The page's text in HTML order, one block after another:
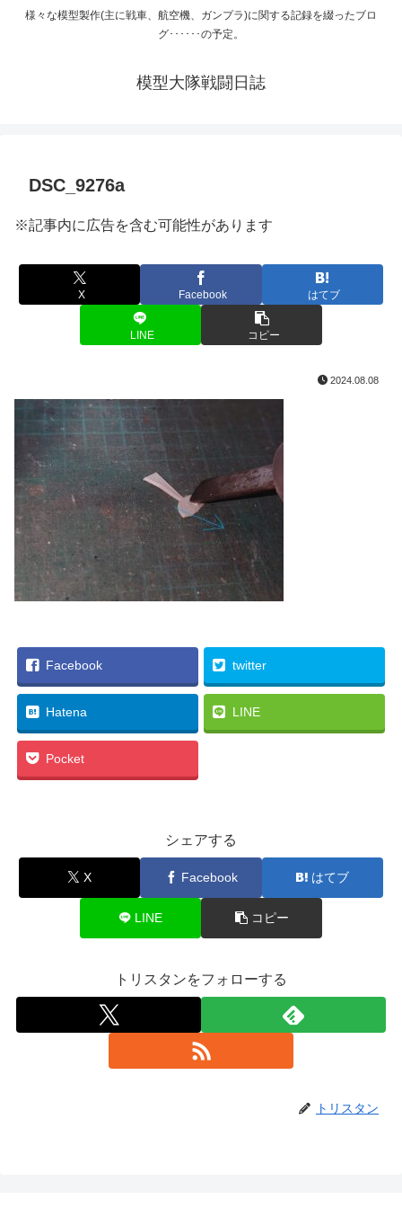
様々な模型製作(主に戦車、航空機、ガンプラ)に関する記録を綴ったブロ
グ･･････の予定。
模型大隊戦闘日誌
DSC_9276a
※記事内に広告を含む可能性があります
X Facebook はてブ
LINE コピー
2024.08.08
Facebook twitter
Hatena LINE
Pocket
シェアする
X Facebook はてブ
LINE コピー
トリスタンをフォローする
トリスタン